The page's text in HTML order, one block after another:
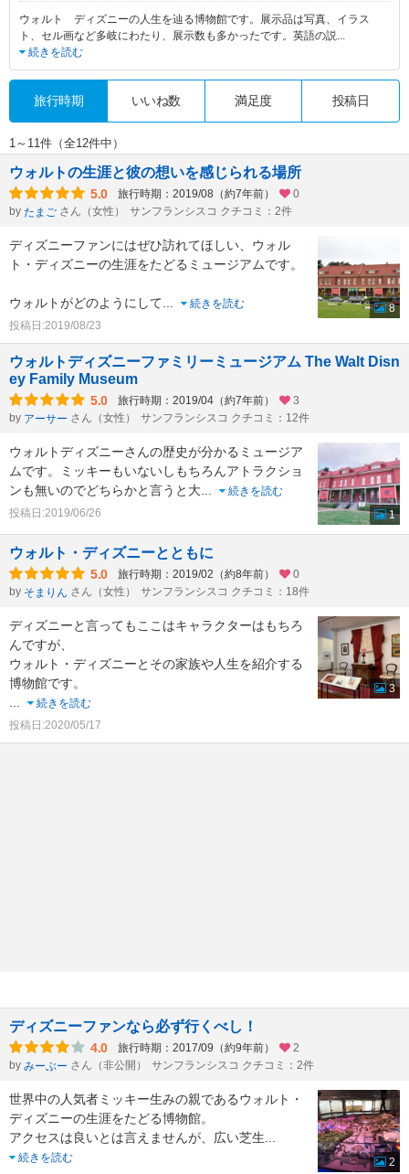
ウォルト ディズニーの人生を辿る博物館です。展示品は写真、イラス
ト、セル画など多岐にわたり、展示数も多かったです。英語の説...
続きを読む
旅行時期 いいね数 満足度 投稿日
1～11件（全12件中）
ウォルトの生涯と彼の想いを感じられる場所
5.0 旅行時期：2019/08（約7年前）
0
by たまご さん（女性） サンフランシスコ クチコミ：2件
ディズニーファンにはぜひ訪れてほしい、ウォル
ト・ディズニーの生涯をたどるミュージアムです。
ウォルトがどのようにして
続きを読む
投稿日:2019/08/23
8
ウォルトディズニーファミリーミュージアム The Walt Disn
ey Family Museum
5.0 旅行時期：2019/04（約7年前）
3
by アーサー さん（女性） サンフランシスコ クチコミ：12件
ウォルトディズニーさんの歴史が分かるミュージア
ムです。ミッキーもいないしもちろんアトラクショ
ンも無いのでどちらかと言うと大
続きを読む
投稿日:2019/06/26
1
ウォルト・ディズニーとともに
5.0 旅行時期：2019/02（約8年前）
0
by そまりん さん（女性） サンフランシスコ クチコミ：18件
ディズニーと言ってもここはキャラクターはもちろ
んですが、
ウォルト・ディズニーとその家族や人生を紹介する
博物館です。
続きを読む
投稿日:2020/05/17
3
ディズニーファンなら必ず行くべし！
4.0 旅行時期：2017/09（約9年前）
2
by みーぶー さん（非公開） サンフランシスコ クチコミ：2件
世界中の人気者ミッキー生みの親であるウォルト・
ディズニーの生涯をたどる博物館。
アクセスは良いとは言えませんが、広い芝生
続きを読む
2